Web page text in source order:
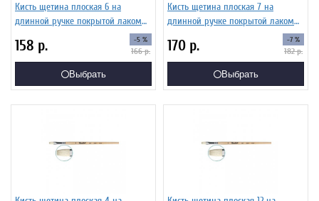
Кисть щетина плоская 6 на
длинной ручке покрытой лаком
158 р. -5 %
166р.
Выбрать
Кисть щетина плоская 7 на
длинной ручке покрытой лаком
170 р. -7 %
182р.
Выбрать